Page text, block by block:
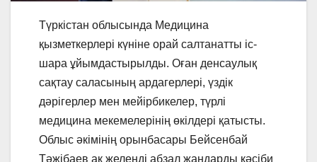
Түркістан облысында Медицина
қызметкерлері күніне орай салтанатты іс-
шара ұйымдастырылды. Оған денсаулық
сақтау саласының ардагерлері, үздік
дәрігерлер мен мейірбикелер, түрлі
медицина мекемелерінің өкілдері қатысты.
Облыс әкімінің орынбасары Бейсенбай
Тәжібаев ақ желеңді абзал жандарды кәсіби